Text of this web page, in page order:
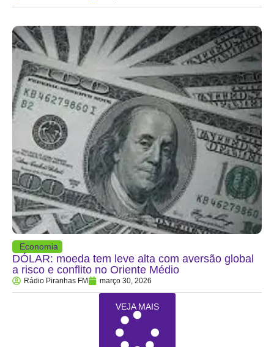
Economia
DÓLAR: moeda tem leve alta com aversão global
a risco e conflito no Oriente Médio
Rádio Piranhas FM março 30, 2026
VEJA MAIS